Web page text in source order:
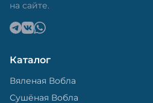
на сайте.
Каталог
Вяленая Вобла
Сушёная Вобла